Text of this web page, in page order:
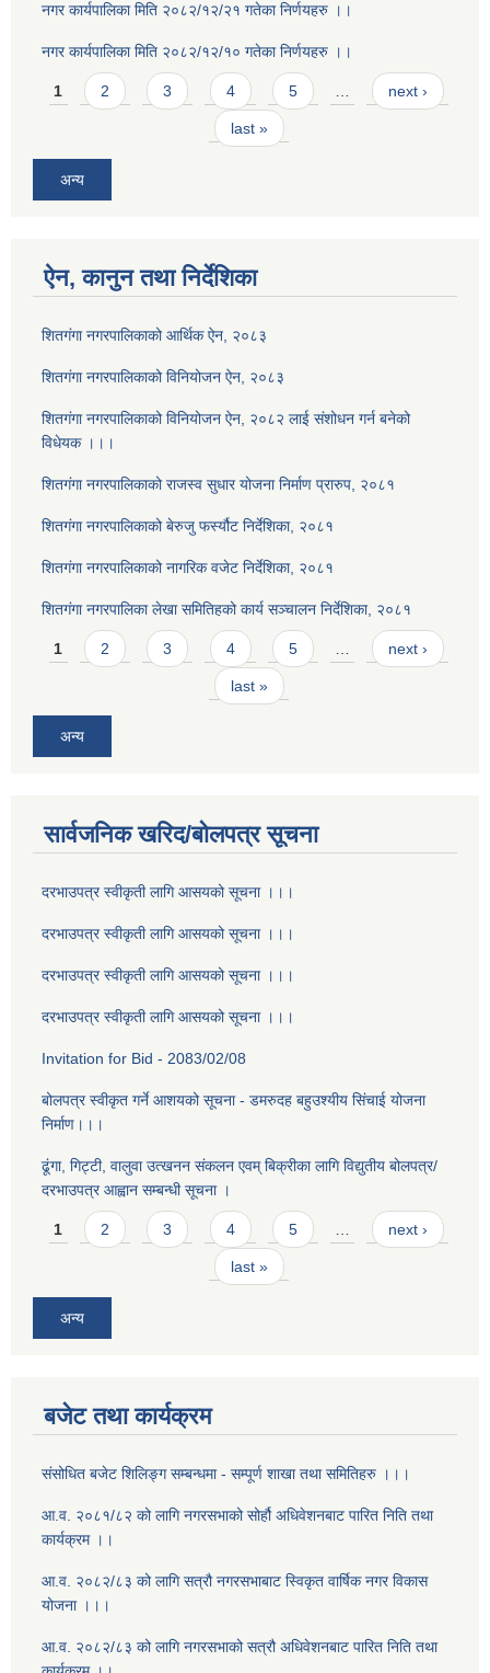
नगर कार्यपालिका मिति २०८२/१२/२१ गतेका निर्णयहरु ।।
नगर कार्यपालिका मिति २०८२/१२/१० गतेका निर्णयहरु ।।
Pages
1 2 3 4 5 … next ›
last »
अन्य
ऐन, कानुन तथा निर्देशिका
शितगंगा नगरपालिकाको आर्थिक ऐन, २०८३
शितगंगा नगरपालिकाको विनियोजन ऐन, २०८३
शितगंगा नगरपालिकाको विनियोजन ऐन, २०८२ लाई संशोधन गर्न बनेको
विधेयक ।।।
शितगंगा नगरपालिकाको राजस्व सुधार योजना निर्माण प्रारुप, २०८१
शितगंगा नगरपालिकाको बेरुजु फर्स्यौट निर्देशिका, २०८१
शितगंगा नगरपालिकाको नागरिक वजेट निर्देशिका, २०८१
शितगंगा नगरपालिका लेखा समितिहको कार्य सञ्चालन निर्देशिका, २०८१
Pages
1 2 3 4 5 next ›
last »
अन्य
सार्वजनिक खरिद/बोलपत्र सूचना
दरभाउपत्र स्वीकृती लागि आसयको सूचना ।।।
दरभाउपत्र स्वीकृती लागि आसयको सूचना ।।।
दरभाउपत्र स्वीकृती लागि आसयको सूचना ।।।
दरभाउपत्र स्वीकृती लागि आसयको सूचना ।।।
Invitation for Bid - 2083/02/08
बोलपत्र स्वीकृत गर्ने आशयको सूचना - डमरुदह बहुउश्यीय सिंचाई योजना
निर्माण।।।
ढूंगा, गिट्टी, वालुवा उत्खनन संकलन एवम् बिक्रीका लागि विद्युतीय बोलपत्र/
दरभाउपत्र आह्वान सम्बन्धी सूचना ।
Pages
1 2 3 4 5 … next ›
last »
अन्य
बजेट तथा कार्यक्रम
संसोधित बजेट शिलिङ्ग सम्बन्धमा - सम्पूर्ण शाखा तथा समितिहरु ।।।
आ.व. २०८१/८२ को लागि नगरसभाको सोर्हौ अधिवेशनबाट पारित निति तथा
कार्यक्रम ।।
आ.व. २०८२/८३ को लागि सत्रौ नगरसभाबाट स्विकृत वार्षिक नगर विकास
योजना ।।।
आ.व. २०८२/८३ को लागि नगरसभाको सत्रौ अधिवेशनबाट पारित निति तथा